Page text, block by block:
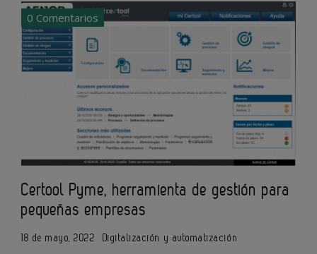
0 Comentarios
Certool Pyme, herramienta de gestión para
pequeñas empresas
18 de mayo, 2022 Digitalización y automatización